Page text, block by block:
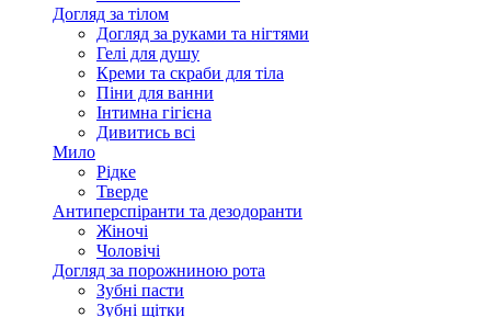
Догляд за тілом
Догляд за руками та нігтями
Гелі для душу
Креми та скраби для тіла
Піни для ванни
Інтимна гігієна
Дивитись всі
Мило
Рідке
Тверде
Антиперспіранти та дезодоранти
Жіночі
Чоловічі
Догляд за порожниною рота
Зубні пасти
Зубні щітки